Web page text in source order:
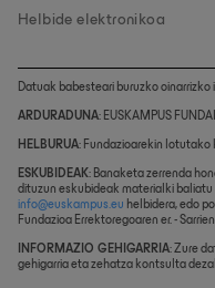
Helbide elektronikoa
Datuak babesteari buruzko oinarrizko
ARDURADUNA: EUSKAMPUS
HELBURUA: Fundazioarekin
ESKUBIDEAK: Banaketa zerrenda
dituzun eskubideak materialki
info@euskampus.eu helbidera, edo
Fundazioa Errektoregoaren er. -
INFORMAZIO GEHIGARRIA: Zure
gehigarria eta zehatza kontsulta